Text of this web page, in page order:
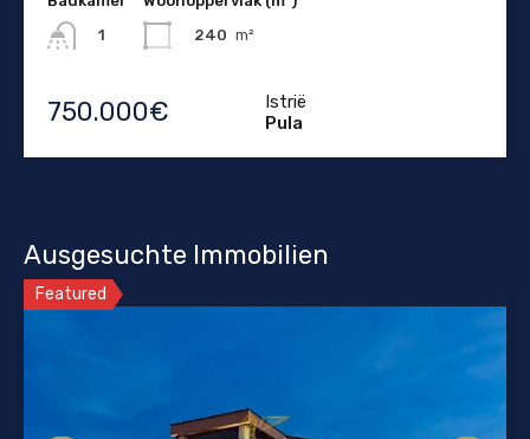
1
240 m²
750.000€
Istrië
Pula
Ausgesuchte Immobilien
Featured